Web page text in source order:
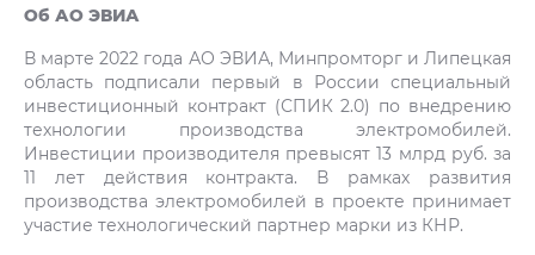
Об АО ЭВИА
В марте 2022 года АО ЭВИА, Минпромторг и Липецкая
область подписали первый в России специальный
инвестиционный контракт (СПИК 2.0) по внедрению
технологии производства электромобилей.
Инвестиции производителя превысят 13 млрд руб. за
11 лет действия контракта. В рамках развития
производства электромобилей в проекте принимает
участие технологический партнер марки из КНР.